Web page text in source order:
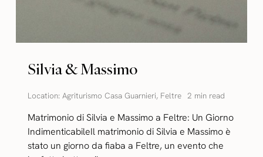
Silvia & Massimo
Location:Agriturismo Casa Guarnieri, Feltre 2 min read
Matrimonio di Silvia e Massimo a Feltre: Un Giorno
IndimenticabileIl matrimonio di Silvia e Massimo è
stato un giorno da fiaba a Feltre, un evento che